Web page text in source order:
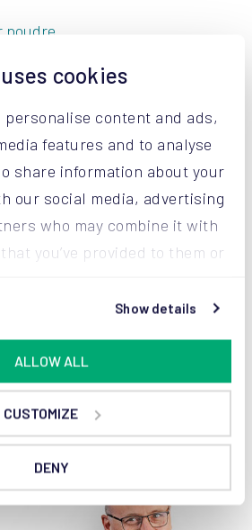
cookies
personalise content and ads,
features and to analyse
share information about your
our social media, advertising
who may combine it with
you’ve provided to them or
Show details
ALLOW ALL
CUSTOMIZE
DENY
poudre
vous aider
la grande
poudres
: +32 14 67 23 32